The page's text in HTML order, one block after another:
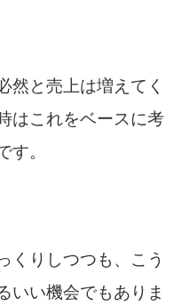
然と売上は増えてく
はこれをベースに考
す。
くりしつつも、こう
いい機会でもありま